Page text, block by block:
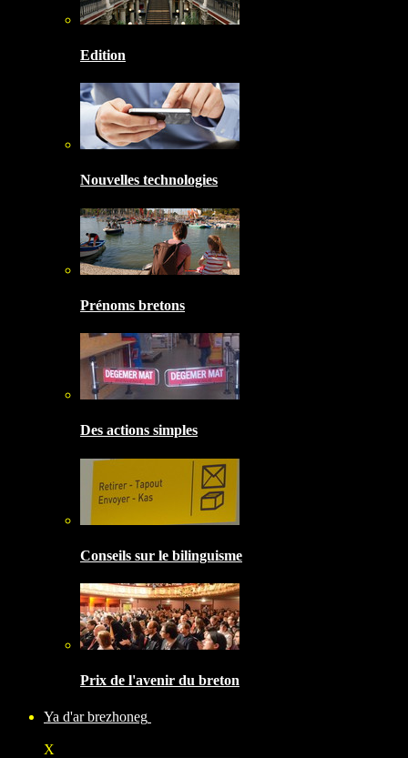
Edition
Nouvelles technologies
Prénoms bretons
Des actions simples
Conseils sur le bilinguisme
Prix de l'avenir du breton
Ya d'ar brezhoneg
X